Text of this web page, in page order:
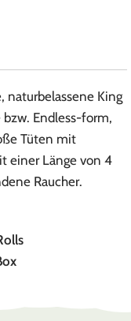
naturbelassene King
Endless-form,
Tüten mit
einer Länge von 4
Raucher.